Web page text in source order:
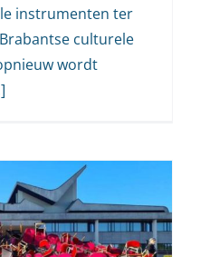
instrumenten ter
culturele
wordt